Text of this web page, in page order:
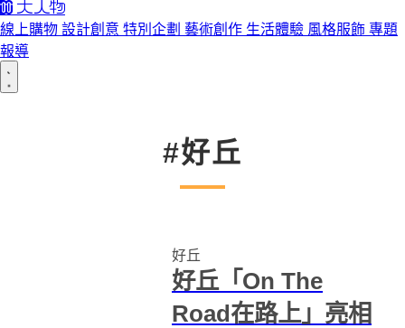
線上購物 設計創意 特別企劃 藝術創作 生活體驗 風格服飾 專題
報導
#好丘
好丘
好丘「On The
Road在路上」亮相